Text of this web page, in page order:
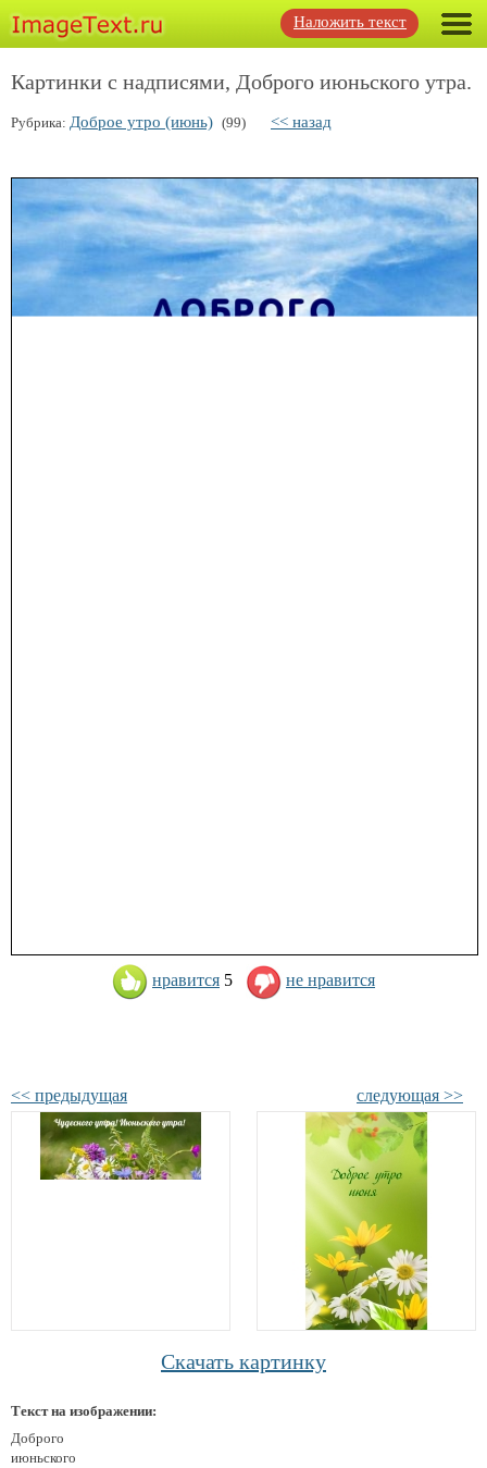
Наложить текст
Картинки с надписями, Доброго июньского утра.
Рубрика: Доброе утро (июнь) (99) << назад
нравится 5 не нравится
<< предыдущая следующая >>
Скачать картинку
Текст на изображении:
Доброго
июньского